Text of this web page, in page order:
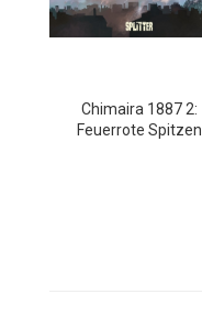
Chimaira 1887 2:
Feuerrote Spitzen